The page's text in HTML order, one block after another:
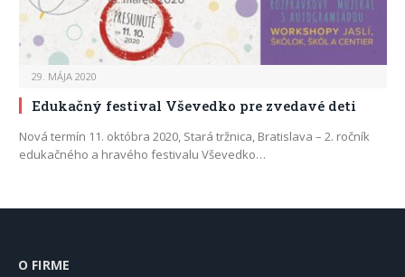
29. MÁJA 2020
Edukačný festival Vševedko pre zvedavé deti
Nová termín 11. októbra 2020, Stará tržnica, Bratislava – 2. ročník
edukačného a hravého festivalu Vševedko…
O FIRME